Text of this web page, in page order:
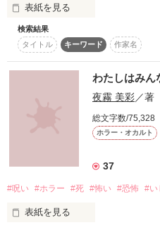
それなのに………。
「やっぱお前の血だな」
なぜか彼と同居することに。
「もうだめ！反則だぞ、それ」
「素直じゃないな」
なんて言うから。
口が悪いひねくれ者な元第一王女
エレノア・アルヴェイン
生きる意味を失った誠実な元最
レオン・ヴァルハルト
表紙を見る
--メール受信中--
メール受信完了いたしました
---ジャンルランキング最高３
作品
検索結果
タイトル
キーワード 作家名
わたしはみん
夜霧 美彩／著
総文字数/75,328
ホラー・オカルト
37
#呪い #ホラー #死 #怖い #恐怖 #い
表紙を見る